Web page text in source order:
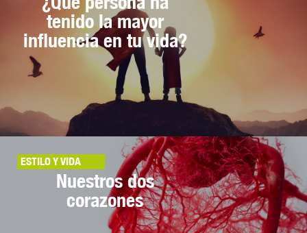
tenido la mayor
influencia en tu vida?
ESTILO Y VIDA
Nuestros dos
corazones